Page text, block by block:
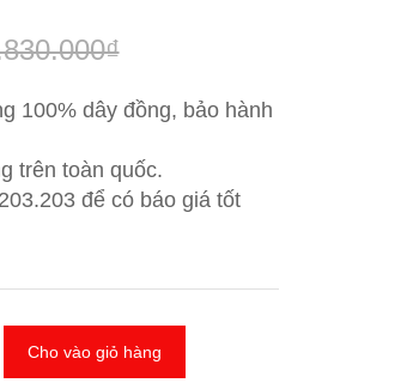
100% dây đồng, bảo hành
trên toàn quốc.
để có báo giá tốt
Cho vào giỏ hàng